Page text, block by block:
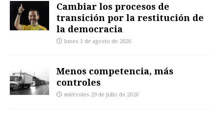
Cambiar los procesos de
transición por la restitución de
la democracia
lunes 3 de agosto de 2026
Menos competencia, más
controles
miércoles 29 de julio de 2026